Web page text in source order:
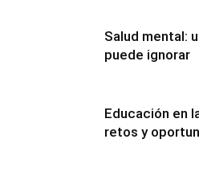
Salud mental:
puede ignorar
Educación en
retos y